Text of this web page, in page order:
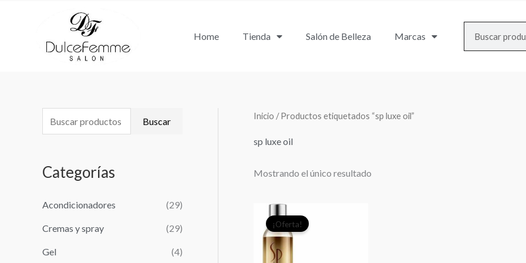
Home Tienda Salón de Belleza Marcas
u
c
r
p
o
Buscar
Categorías
Acondicionadores (29)
Cremas y spray (29)
Gel (4)
Inicio / Productos etiquetados “sp luxe oil”
sp luxe oil
Mostrando el único resultado
¡Oferta! precio